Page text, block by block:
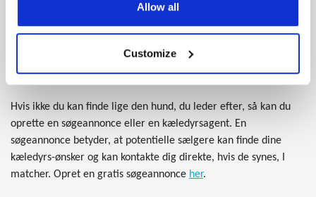
Allow all
Customize
Find en engelsk staffordshire bull terrier til salg på
Dyreportal.dk
På Dyreportal.dk kan du finde din nye hund – se vores store
udvalg af engelsk staffordshire bull terrier-hvalpe og hunde til
salg og bliv introduceret til dit nye familiemedlem.
Hvis ikke du kan finde lige den hund, du leder efter, så kan du
oprette en søgeannonce eller en kæledyrsagent. En
søgeannonce betyder, at potentielle sælgere kan finde dine
kæledyrs-ønsker og kan kontakte dig direkte, hvis de synes, I
matcher. Opret en gratis søgeannonce her.